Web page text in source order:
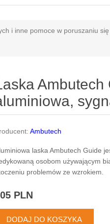
i inne pomoce w poruszaniu się
Ambutech
Ambutech
laska Ambutech Guide
osobom używającym
problemów ze wzrokiem.
PLN